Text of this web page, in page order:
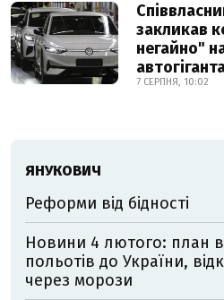
закликав
негайно"
7 СЕРПНЯ, 10:02
ЯНУКОВИЧ
Реформи від бідності
Новини 4 лютого: план
польотів до України,
через морози